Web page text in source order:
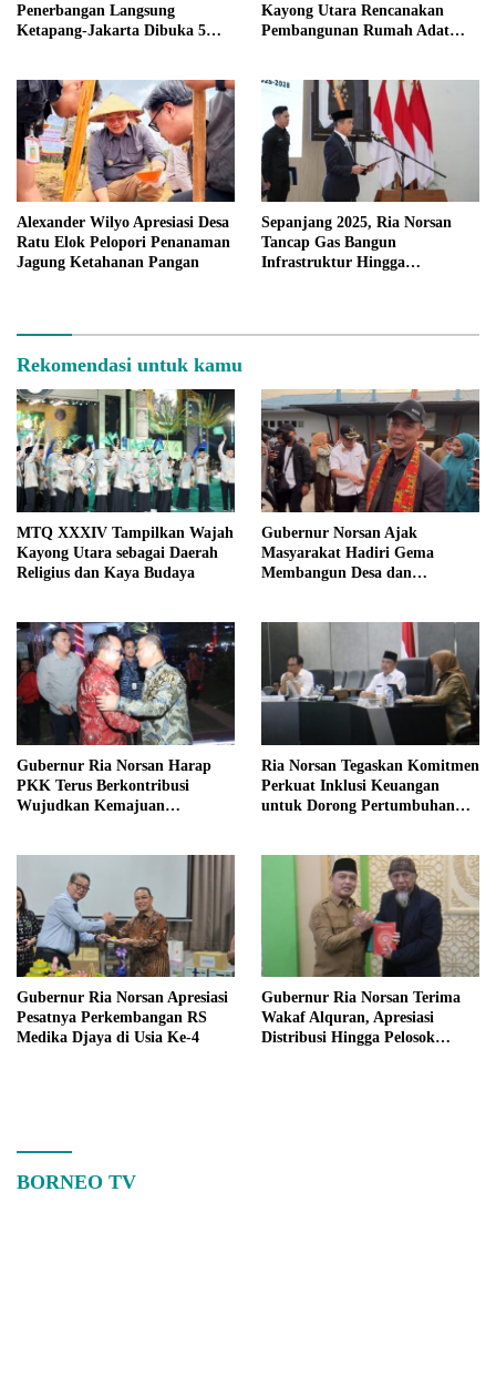
Penerbangan Langsung
Ketapang-Jakarta Dibuka 5
Kayong Utara Rencanakan
Pembangunan Rumah Adat
Alexander Wilyo Apresiasi Desa
Ratu Elok Pelopori Penanaman
Jagung Ketahanan Pangan
Sepanjang 2025, Ria Norsan
Tancap Gas Bangun
Infrastruktur Hingga
Rekomendasi untuk kamu
MTQ XXXIV Tampilkan Wajah
Kayong Utara sebagai Daerah
Religius dan Kaya Budaya
Gubernur Norsan Ajak
Masyarakat Hadiri Gema
Membangun Desa dan
Gubernur Ria Norsan Harap
PKK Terus Berkontribusi
Wujudkan Kemajuan
Ria Norsan Tegaskan Komitmen
Perkuat Inklusi Keuangan
untuk Dorong Pertumbuhan
Gubernur Ria Norsan Apresiasi
Pesatnya Perkembangan RS
Medika Djaya di Usia Ke-4
Gubernur Ria Norsan Terima
Wakaf Alquran, Apresiasi
Distribusi Hingga Pelosok
BORNEO TV